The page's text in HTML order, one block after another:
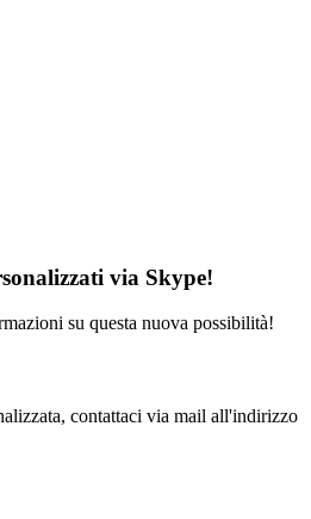
via Skype!
su questa nuova possibilità!
contattaci via mail all'indirizzo